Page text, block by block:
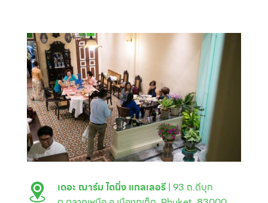
เดอะ ฌาร์ม ไดนิ่ง แกลเลอรี | 93 ถ.ดีบุก